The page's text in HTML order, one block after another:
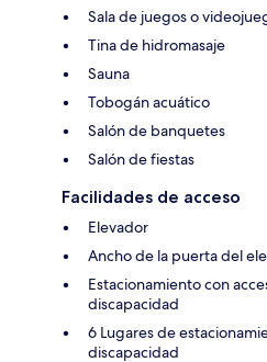
Sala de juegos o
Tina de hidromasaje
Sauna
Tobogán acuático
Salón de banquetes
Salón de fiestas
Facilidades de acceso
Elevador
Ancho de la puerta del
Estacionamiento con
discapacidad
6 Lugares de
discapacidad